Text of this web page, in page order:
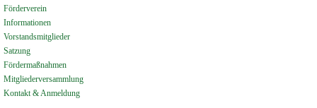
Förderverein
Informationen
Vorstandsmitglieder
Satzung
Fördermaßnahmen
Mitgliederversammlung
Kontakt & Anmeldung